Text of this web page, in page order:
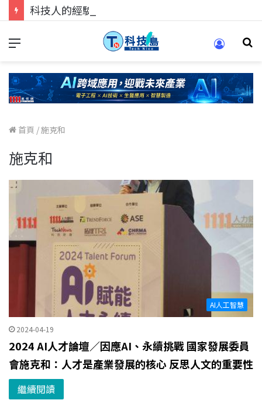
首頁 /施克和
施克和
AI人工智慧
2024-04-19
2024 AI人才論壇／因應AI、永續挑戰 國家發展委員
會施克和：人才是產業發展的核心 反思人文的重要性
繼續閱讀